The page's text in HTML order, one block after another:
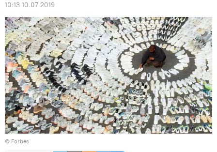
10:13 10.07.2019
© Forbes